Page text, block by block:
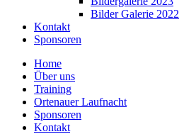
Bilder Galerie 2022
Kontakt
Sponsoren
Home
Über uns
Training
Ortenauer Laufnacht
Sponsoren
Kontakt